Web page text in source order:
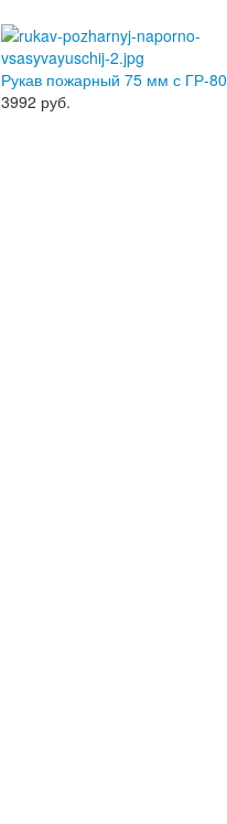
Рукав пожарный 75 мм с ГР-80
3992 руб.